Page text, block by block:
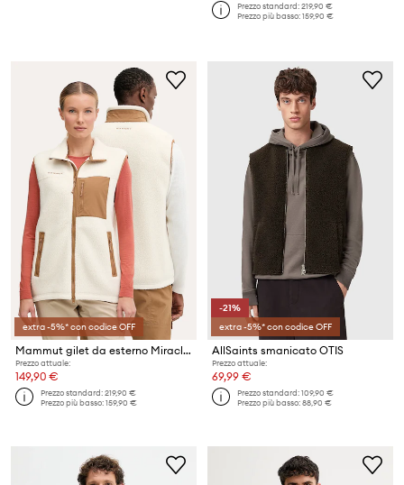
Prezzo standard:219,90 €
Prezzo più basso:159,90 €
extra -5%* con codice OFF
Mammut gilet da esterno Miracle
Prezzo attuale:
149,90 €
Prezzo standard:219,90 €
Prezzo più basso:159,90 €
-21%
extra -5%* con codice OFF
AllSaints smanicato OTIS
Prezzo attuale:
69,99 €
Prezzo standard:109,90 €
Prezzo più basso:88,90 €